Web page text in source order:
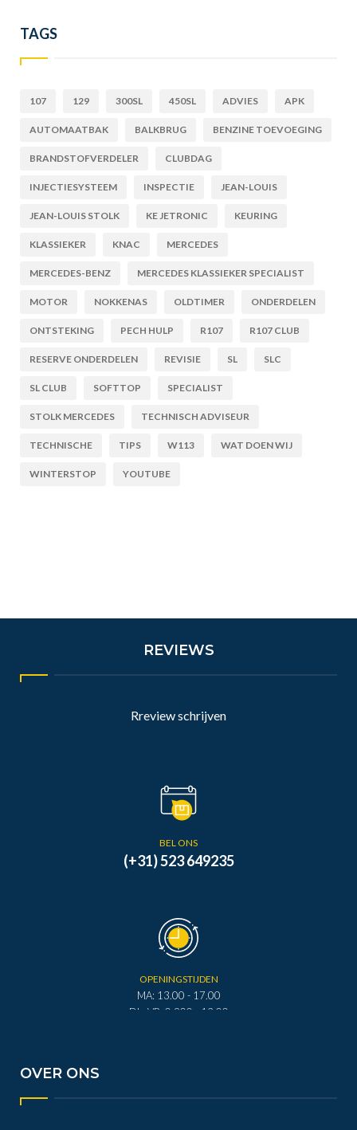
TAGS
107 129 300SL 450SL ADVIES APK
AUTOMAATBAK BALKBRUG BENZINE TOEVOEGING
BRANDSTOFVERDELER CLUBDAG
INJECTIESYSTEEM INSPECTIE JEAN-LOUIS
JEAN-LOUIS STOLK KE JETRONIC KEURING
KLASSIEKER KNAC MERCEDES
MERCEDES-BENZ MERCEDES KLASSIEKER SPECIALIST
MOTOR NOKKENAS OLDTIMER ONDERDELEN
ONTSTEKING PECH HULP R107 R107 CLUB
RESERVE ONDERDELEN REVISIE SL SLC
SL CLUB SOFTTOP SPECIALIST
STOLK MERCEDES TECHNISCH ADVISEUR
TECHNISCHE TIPS W113 WAT DOEN WIJ
WINTERSTOP YOUTUBE
REVIEWS
Rreview schrijven
BEL ONS
(+31) 523 649235
OPENINGSTIJDEN
MA: 13.00 - 17.00
DI - VR: 0.900 - 12.00
OVER ONS